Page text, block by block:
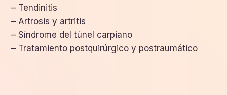
– Tendinitis
– Artrosis y artritis
– Síndrome del túnel carpiano
– Tratamiento postquirúrgico y postraumático